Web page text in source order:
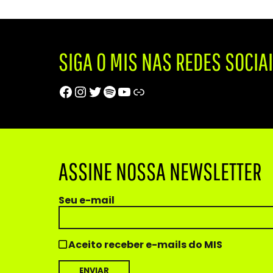
SIGA O MIS NAS REDES
Facebook
Instagram
Twitter
Spotify
Youtube
Trip Advisor
ASSINE NOSSA NEWSLETTER
Seu e-mail
Aceito receber e-mails do MIS